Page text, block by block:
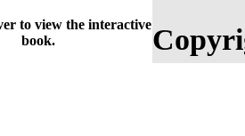
to view the interactive
book.